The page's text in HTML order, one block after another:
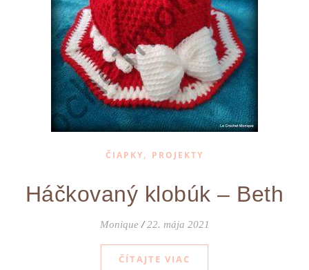
ČIAPKY, PROJEKTY
Háčkovaný klobúk – Beth
Monique / 22. mája 2021
ČÍTAJTE VIAC